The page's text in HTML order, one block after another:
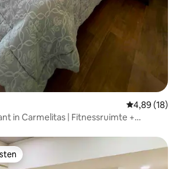
Gemiddelde
4,89 (18)
in Carmelitas | Fitnessruimte +